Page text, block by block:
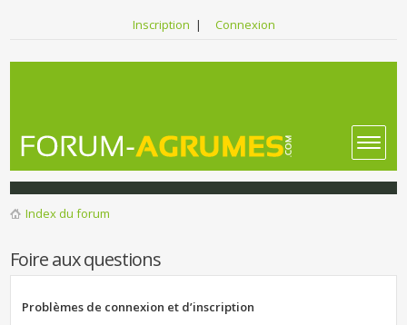
Inscription | Connexion
Index du forum
Foire aux questions
Problèmes de connexion et d’inscription